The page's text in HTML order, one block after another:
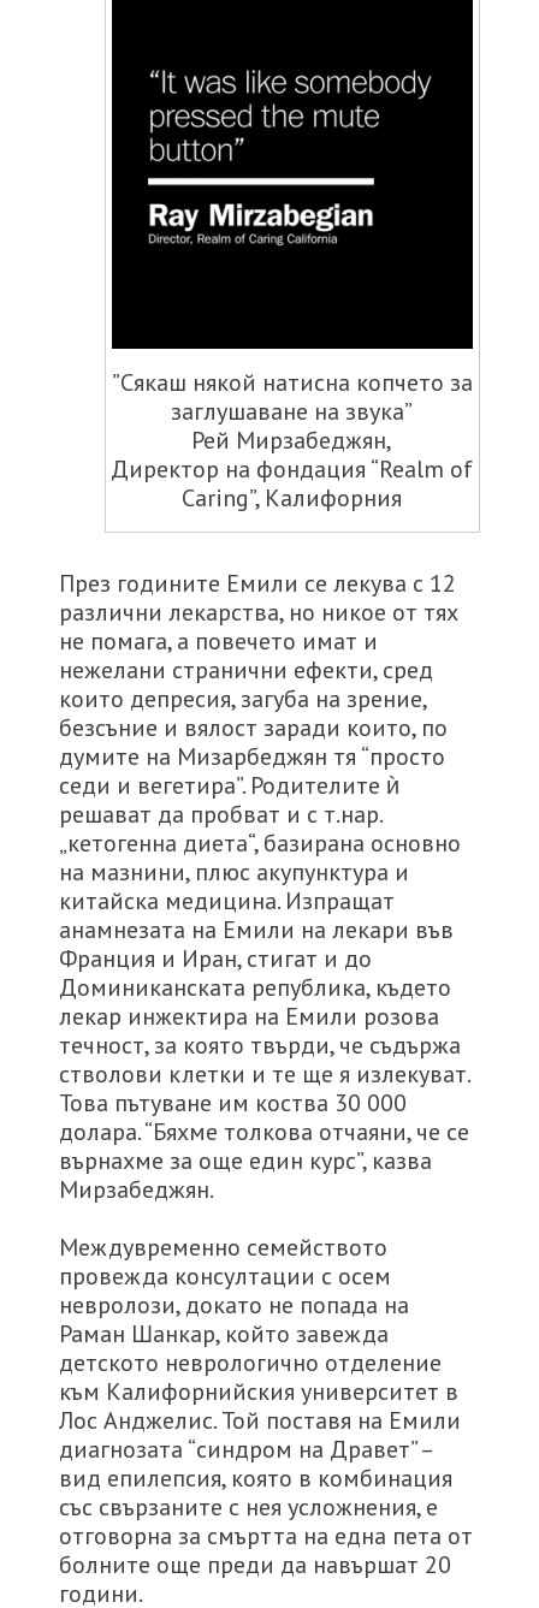
”Сякаш някой натисна копчето за
заглушаване на звука”
Рей Мирзабеджян,
Директор на фондация “Realm of
Caring”, Калифорния
През годините Емили се лекува с 12
различни лекарства, но никое от тях
не помага, а повечето имат и
нежелани странични ефекти, сред
които депресия, загуба на зрение,
безсъние и вялост заради които, по
думите на Мизарбеджян тя “просто
седи и вегетира”. Родителите ѝ
решават да пробват и с т.нар.
„кетогенна диета“, базирана основно
на мазнини, плюс акупунктура и
китайска медицина. Изпращат
анамнезата на Емили на лекари във
Франция и Иран, стигат и до
Доминиканската република, където
лекар инжектира на Емили розова
течност, за която твърди, че съдържа
стволови клетки и те ще я излекуват.
Това пътуване им коства 30 000
долара. “Бяхме толкова отчаяни, че се
върнахме за още един курс”, казва
Мирзабеджян.
Междувременно семейството
провежда консултации с осем
невролози, докато не попада на
Раман Шанкар, който завежда
детското неврологично отделение
към Калифорнийския университет в
Лос Анджелис. Той поставя на Емили
диагнозата “синдром на Дравет” –
вид епилепсия, която в комбинация
със свързаните с нея усложнения, е
отговорна за смъртта на една пета от
болните още преди да навършат 20
години.